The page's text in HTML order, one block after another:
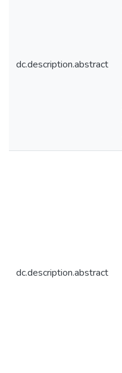
dc.description.abstract
dc.description.abstract